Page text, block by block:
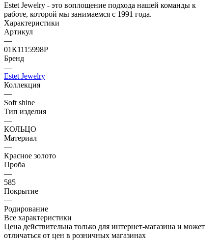
Estet Jewelry - это воплощение подхода нашей команды к
работе, которой мы занимаемся с 1991 года.
Характеристики
Артикул
—
01К1115998Р
Бренд
—
Estet Jewelry
Коллекция
—
Soft shine
Тип изделия
—
КОЛЬЦО
Материал
—
Красное золото
Проба
—
585
Покрытие
—
Родирование
Все характеристики
Цена действительна только для интернет-магазина и может
отличаться от цен в розничных магазинах